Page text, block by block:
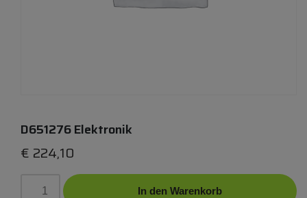
D651276 Elektronik
€ 224,10
In den Warenkorb